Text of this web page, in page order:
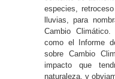
especies,
lluvias, para
Cambio Climático.
como el Informe
sobre Cambio
impacto que
naturaleza, y